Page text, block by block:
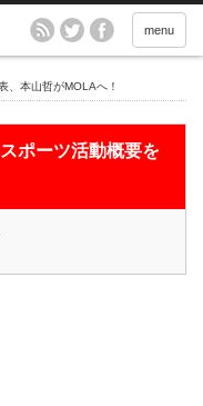
menu
、本山哲がMOLAへ！
ポーツ活動概要を